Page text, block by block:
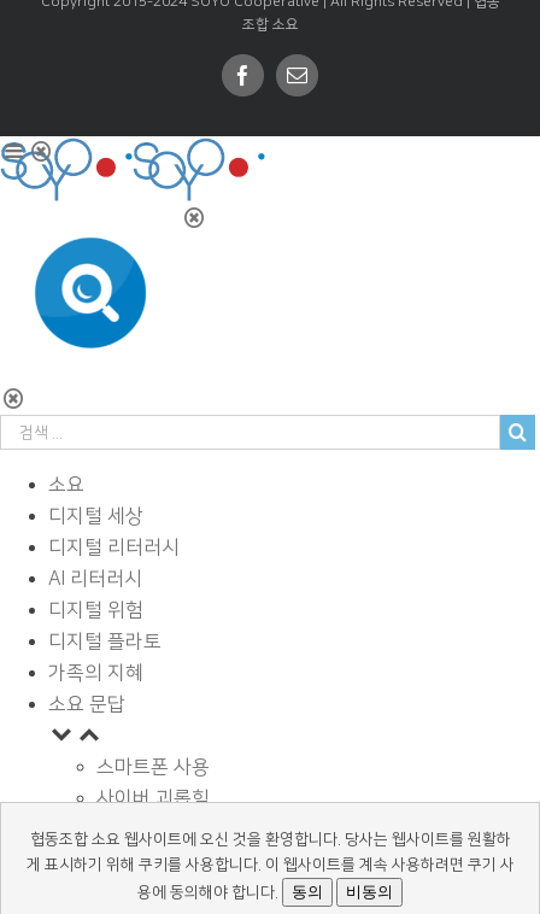
조합 소요
Facebook
Email
소요
디지털 세상
디지털 리터러시
AI 리터러시
디지털 위험
디지털 플라토
가족의 지혜
소요 문답
스마트폰 사용
사이버 괴롭힘
페이스북과 SNS
디지털과 학습
광고 바로알기
협동조합 소요 웹사이트에 오신 것을 환영합니다. 당사는 웹사이트를 원활하
게 표시하기 위해 쿠키를 사용합니다. 이 웹사이트를 계속 사용하려면 쿠기 사
용에 동의해야 합니다.
동의 비동의